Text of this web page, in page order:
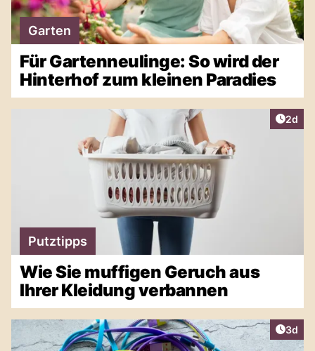
Garten
Für Gartenneulinge: So wird der
Hinterhof zum kleinen Paradies
2d
Putztipps
Wie Sie muffigen Geruch aus
Ihrer Kleidung verbannen
3d